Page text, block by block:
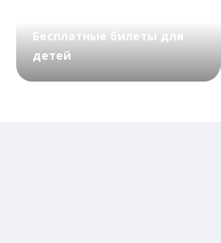
Бесплатные билеты для
детей